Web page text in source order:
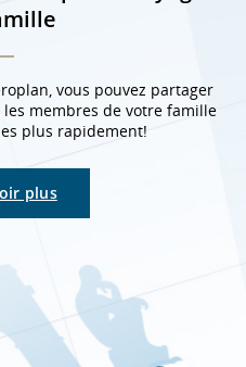
vous pouvez partager
membres de votre famille
plus rapidement!
plus